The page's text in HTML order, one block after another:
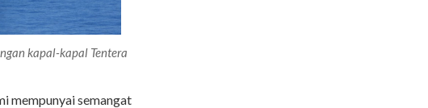
kapal-kapal Tentera
mempunyai semangat